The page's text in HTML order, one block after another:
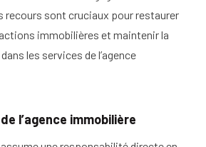
recours sont cruciaux pour restaurer
immobilières et maintenir la
les services de l’agence
l’agence immobilière